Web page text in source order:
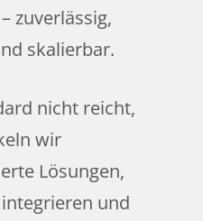
zuverlässig,
skalierbar.
nicht reicht,
wir
Lösungen,
und